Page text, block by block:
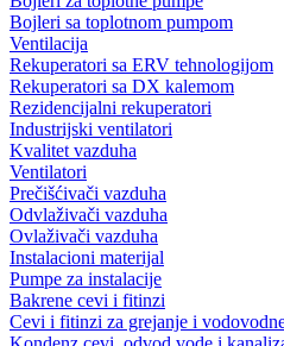
Bojleri sa toplotnom pumpom
Ventilacija
Rekuperatori sa ERV tehnologijom
Rekuperatori sa DX kalemom
Rezidencijalni rekuperatori
Industrijski ventilatori
Kvalitet vazduha
Ventilatori
Prečišćivači vazduha
Odvlaživači vazduha
Ovlaživači vazduha
Instalacioni materijal
Pumpe za instalacije
Bakrene cevi i fitinzi
Cevi i fitinzi za grejanje i